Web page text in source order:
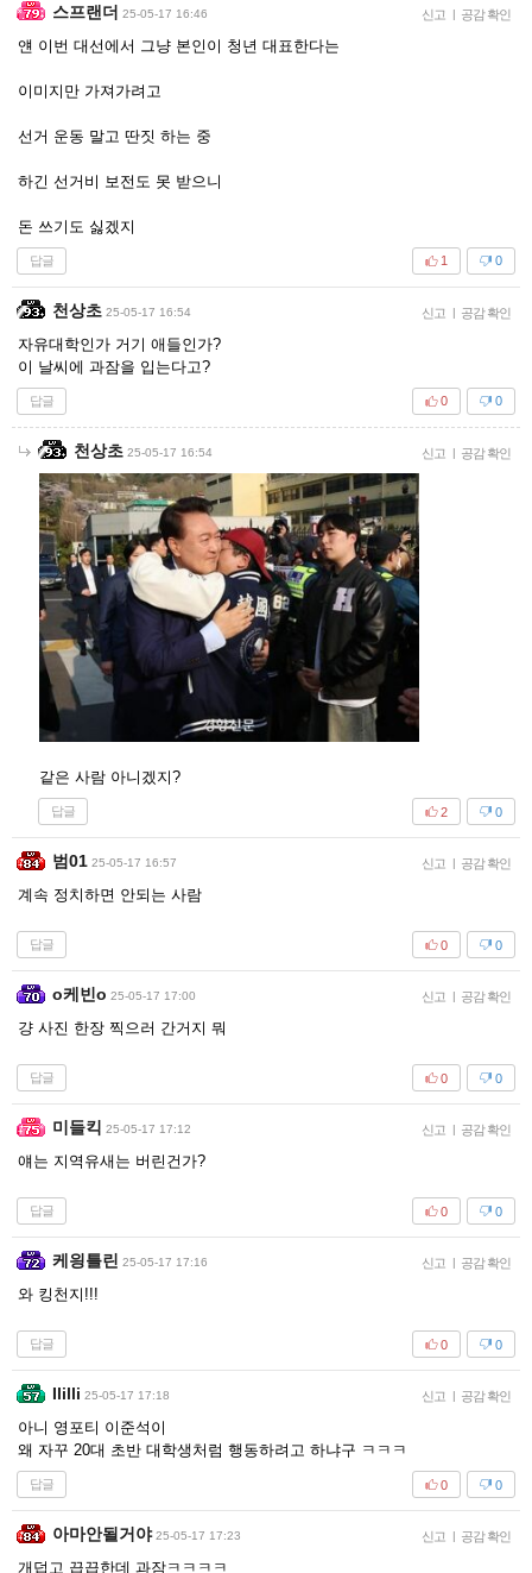
스프랜더 25-05-17 16:46 신고 | 공감 확인
얜 이번 대선에서 그냥 본인이 청년 대표한다는
이미지만 가져가려고
선거 운동 말고 딴짓 하는 중
하긴 선거비 보전도 못 받으니
돈 쓰기도 싫겠지
답글 0
1
천상초 25-05-17 16:54 신고 | 공감 확인
자유대학인가 거기 애들인가?
이 날씨에 과잠을 입는다고?
답글 0
0
천상초 25-05-17 16:54 신고 | 공감 확인
같은 사람 아니겠지?
답글 0
2
범01 25-05-17 16:57 신고 | 공감 확인
계속 정치하면 안되는 사람
답글 0
0
o케빈o 25-05-17 17:00 신고 | 공감 확인
걍 사진 한장 찍으러 간거지 뭐
답글 0
0
미들킥 25-05-17 17:12 신고 | 공감 확인
얘는 지역유새는 버린건가?
답글 0
0
케읭틀린 25-05-17 17:16 신고 | 공감 확인
와 킹천지!!!
답글 0
0
Ililli 25-05-17 17:18 신고 | 공감 확인
아니 영포티 이준석이
왜 자꾸 20대 초반 대학생처럼 행동하려고 하냐구 ㅋㅋㅋ
답글 0
0
아마안될거야 25-05-17 17:23 신고 | 공감 확인
개덥고 끕끕한데 과잠ㅋㅋㅋㅋ